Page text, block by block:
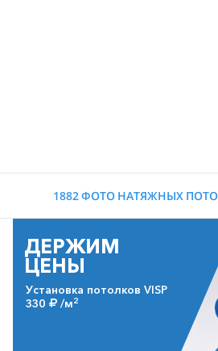
1882 ФОТО НАТЯЖНЫХ
ДЕРЖИМ
ЦЕНЫ
Установка потолков VISP
330
/м2